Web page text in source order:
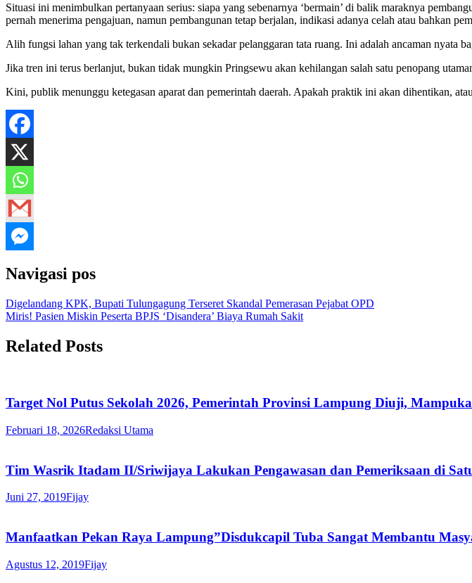
Situasi ini menimbulkan pertanyaan serius: siapa yang sebenarnya ‘bermain’ di balik maraknya
pernah menerima pengajuan, namun pembangunan tetap berjalan, indikasi adanya celah atau bahkan
Alih fungsi lahan yang tak terkendali bukan sekadar pelanggaran tata ruang. Ini adalah ancaman nyata
Jika tren ini terus berlanjut, bukan tidak mungkin Pringsewu akan kehilangan salah satu penopang
Kini, publik menunggu ketegasan aparat dan pemerintah daerah. Apakah praktik ini akan dihentikan,
Navigasi pos
Digelandang KPK, Bupati Tulungagung Terseret Skandal Pemerasan Pejabat OPD
Miris! Pasien Miskin Peserta BPJS ‘Disandera’ Biaya Rumah Sakit
Related Posts
Target Nol Putus Sekolah 2026, Pemerintah Provinsi Lampung Diuji,
Februari 18, 2026Redaksi Utama
Tim Wasrik Itadam II/Sriwijaya Lakukan Pengawasan dan Pemeriksaan di
Juni 27, 2019Fijay
Manfaatkan Pekan Raya Lampung”Disdukcapil Tuba Sangat Membantu
Agustus 12, 2019Fijay